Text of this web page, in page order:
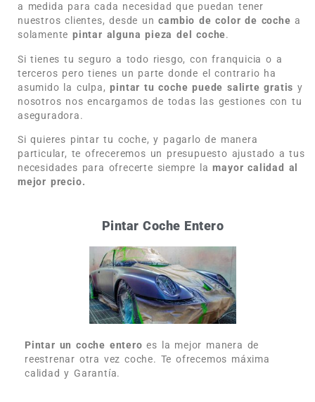
a medida para cada necesidad que puedan tener
nuestros clientes, desde uncambio de color de coche a
solamente pintar alguna pieza del coche.
Si tienes tu seguro a todo riesgo, con franquicia o a
terceros pero tienes un parte donde el contrario ha
asumido la culpa,pintar tu coche puede salirte gratis y
nosotros nos encargamos de todas las gestiones con tu
aseguradora.
Si quieres pintar tu coche, y pagarlo de manera
particular, te ofreceremos un presupuesto ajustado a tus
necesidades para ofrecerte siempre lamayor calidad al
mejor precio.
Pintar Coche Entero
Pintar un coche entero es la mejor manera de
reestrenar otra vez coche. Te ofrecemos máxima
calidad y Garantía.